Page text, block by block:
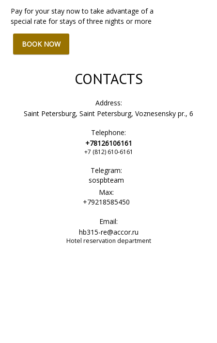
Pay for your stay now to take advantage of a
special rate for stays of three nights or more
BOOK NOW
CONTACTS
Address:
Saint Petersburg, Saint Petersburg, Voznesensky pr., 6
Telephone:
+78126106161
+7 (812) 610-6161
Telegram:
sospbteam
Max:
+79218585450
Email:
hb315-re@accor.ru
Hotel reservation department